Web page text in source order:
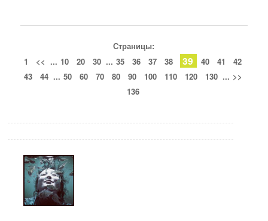
Страницы:
1
<< ... 10 20 30 ... 35 36 37 38 39 40 41
42
43
44 ... 50 60 70 80 90 100 110 120 130 ... >>
136